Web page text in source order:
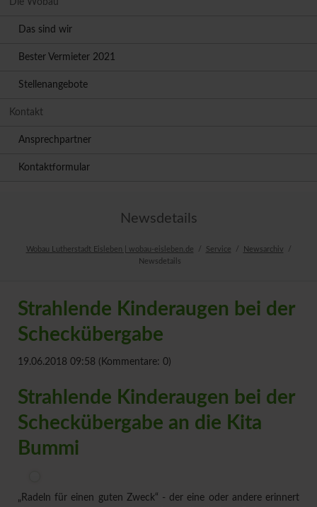
Das sind wir
Bester Vermieter 2021
Stellenangebote
Kontakt
Ansprechpartner
Kontaktformular
Newsdetails
Wobau Lutherstadt Eisleben | wobau-eisleben.de Service
Newsarchiv
Newsdetails
Strahlende Kinderaugen bei der
Scheckübergabe
19.06.2018 09:58 (Kommentare: 0)
Strahlende Kinderaugen bei der
Scheckübergabe an die Kita
Bummi
„Radeln für einen guten Zweck“ - der eine oder andere erinnert